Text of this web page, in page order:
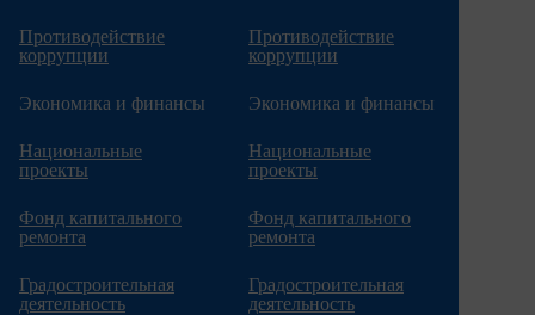
Противодействие
коррупции
Экономика и финансы
Национальные
проекты
Фонд капитального
ремонта
Градостроительная
деятельность
Противодействие
коррупции
Экономика и финансы
Национальные
проекты
Фонд капитального
ремонта
Градостроительная
деятельность